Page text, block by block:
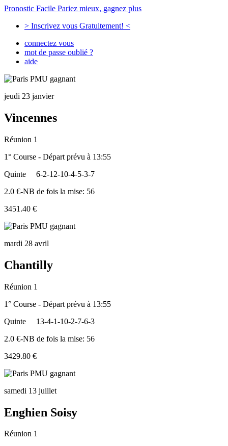
Pronostic Facile Pariez mieux, gagnez plus
> Inscrivez vous Gratuitement! <
connectez vous
mot de passe oublié ?
aide
jeudi 23 janvier
Vincennes
Réunion 1
1° Course - Départ prévu à 13:55
Quinte
6-2-12-10-4-5-3-7
2.0 €-NB de fois la mise: 56
3451.40 €
mardi 28 avril
Chantilly
Réunion 1
1° Course - Départ prévu à 13:55
Quinte
13-4-1-10-2-7-6-3
2.0 €-NB de fois la mise: 56
3429.80 €
samedi 13 juillet
Enghien Soisy
Réunion 1